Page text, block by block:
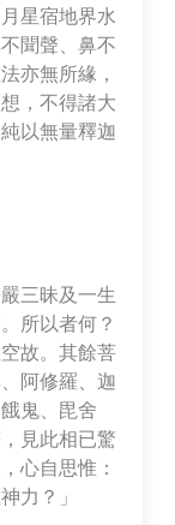
星宿地界水
聞聲、鼻不
亦無所緣，
，不得諸大
以無量釋迦
三昧及一生
所以者何？
故。其餘菩
阿修羅、迦
鬼、毘舍
見此相已驚
心自思惟：
力？」